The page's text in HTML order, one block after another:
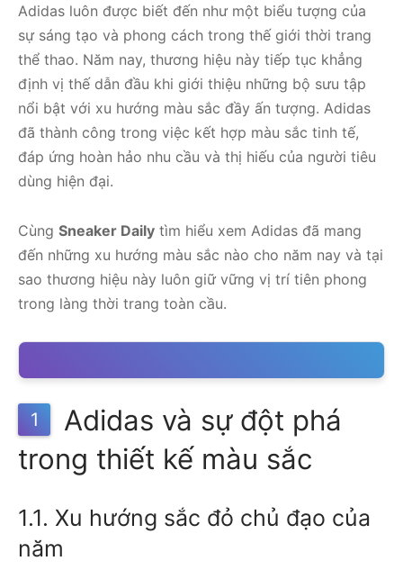
Adidas luôn được biết đến như một biểu tượng của
sự sáng tạo và phong cách trong thế giới thời trang
thể thao. Năm nay, thương hiệu này tiếp tục khẳng
định vị thế dẫn đầu khi giới thiệu những bộ sưu tập
nổi bật với xu hướng màu sắc đầy ấn tượng. Adidas
đã thành công trong việc kết hợp màu sắc tinh tế,
đáp ứng hoàn hảo nhu cầu và thị hiếu của người tiêu
dùng hiện đại.
Cùng Sneaker Daily tìm hiểu xem Adidas đã mang
đến những xu hướng màu sắc nào cho năm nay và tại
sao thương hiệu này luôn giữ vững vị trí tiên phong
trong làng thời trang toàn cầu.
1
Adidas và sự đột phá
trong thiết kế màu sắc
1.1. Xu hướng sắc đỏ chủ đạo của
năm